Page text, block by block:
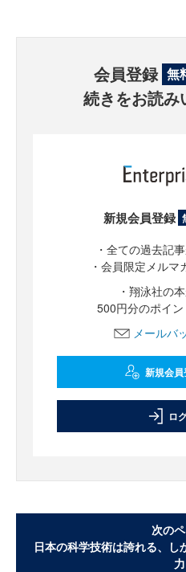
会員登録 無
続きをお読み
新規会員登録
・全ての過去記
・会員限定メル
・翔泳社の
500円分のポイ
メールバ
新規会
ロ
次の
日本の科学技術は誇れる、
力